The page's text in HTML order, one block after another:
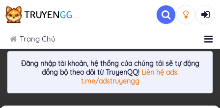
Trang Chủ
Đăng nhập tài khoản, hệ thống của chúng tôi sẽ tự động
đồng bộ theo dõi từ TruyenQQ! Liên hệ ads:
t.me/adstruyengg